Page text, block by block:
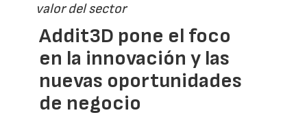
valor del sector
Addit3D pone el foco
en la innovación y las
nuevas oportunidades
de negocio